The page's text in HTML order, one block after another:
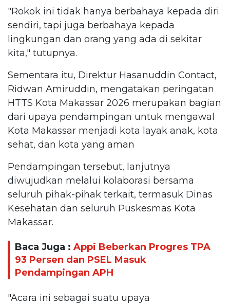
"Rokok ini tidak hanya berbahaya kepada diri
sendiri, tapi juga berbahaya kepada
lingkungan dan orang yang ada di sekitar
kita," tutupnya.
Sementara itu, Direktur Hasanuddin Contact,
Ridwan Amiruddin, mengatakan peringatan
HTTS Kota Makassar 2026 merupakan bagian
dari upaya pendampingan untuk mengawal
Kota Makassar menjadi kota layak anak, kota
sehat, dan kota yang aman
Pendampingan tersebut, lanjutnya
diwujudkan melalui kolaborasi bersama
seluruh pihak-pihak terkait, termasuk Dinas
Kesehatan dan seluruh Puskesmas Kota
Makassar.
Baca Juga : Appi Beberkan Progres TPA
93 Persen dan PSEL Masuk
Pendampingan APH
"Acara ini sebagai suatu upaya